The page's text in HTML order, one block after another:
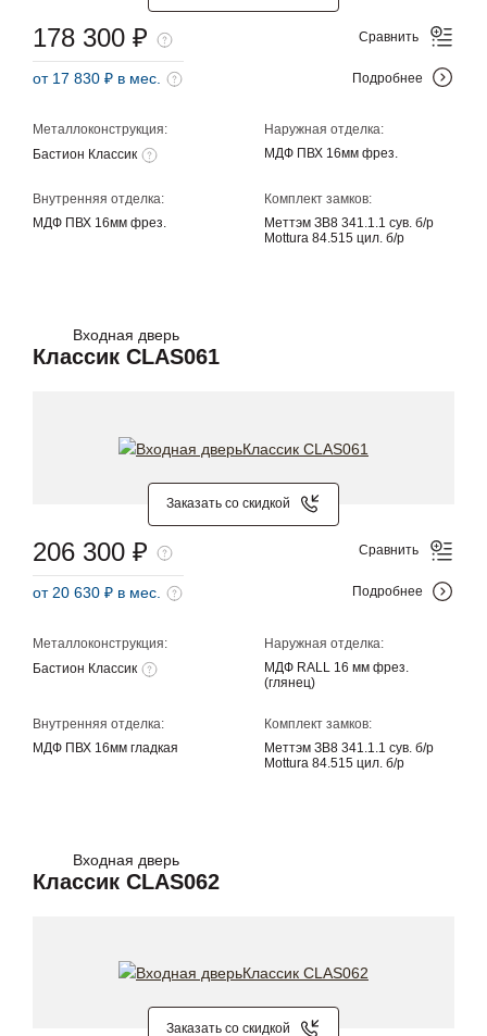
Металлоконструкция:
Бастион Классик
Наружная отделка:
МДФ ПВХ 16мм фрез.
Внутренняя отделка:
МДФ ПВХ 16мм фрез.
Комплект замков:
Меттэм ЗВ8 341.1.1 сув. б/р
Mottura 84.515 цил. б/р
178 300 ₽
от 17 830 ₽ в мес.
Сравнить
Подробнее
Входная дверь
Классик CLAS061
Заказать со скидкой
Металлоконструкция:
Бастион Классик
Наружная отделка:
МДФ RALL 16 мм фрез.
(глянец)
Внутренняя отделка:
МДФ ПВХ 16мм гладкая
Комплект замков:
Меттэм ЗВ8 341.1.1 сув. б/р
Mottura 84.515 цил. б/р
206 300 ₽
от 20 630 ₽ в мес.
Сравнить
Подробнее
Входная дверь
Классик CLAS062
Заказать со скидкой